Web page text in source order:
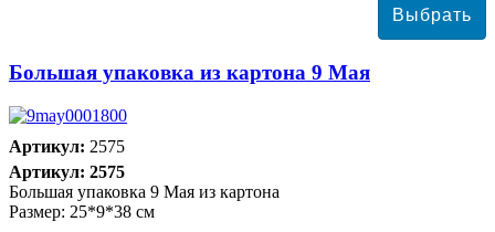
Большая упаковка из картона 9 Мая
Артикул: 2575
Артикул: 2575
Большая упаковка 9 Мая из картона
Размер: 25*9*38 см